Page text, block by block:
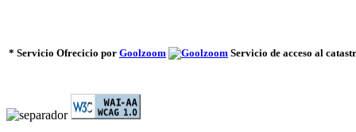
* Servicio Ofrecicio por Goolzoom Servicio de acceso al